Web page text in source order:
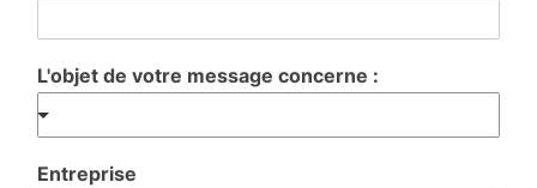
L'objet de votre message concerne :
Entreprise